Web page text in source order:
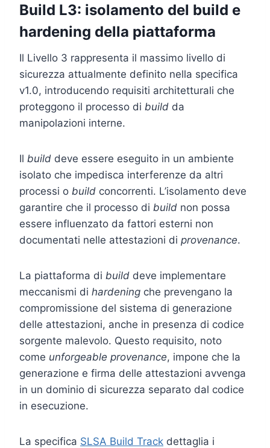
Build L3: isolamento del build e
hardening della piattaforma
Il Livello 3 rappresenta il massimo livello di
sicurezza attualmente definito nella specifica
v1.0, introducendo requisiti architetturali che
proteggono il processo di build da
manipolazioni interne.
Il build deve essere eseguito in un ambiente
isolato che impedisca interferenze da altri
processi o build concorrenti. L’isolamento deve
garantire che il processo di build non possa
essere influenzato da fattori esterni non
documentati nelle attestazioni di provenance.
La piattaforma di build deve implementare
meccanismi di hardening che prevengano la
compromissione del sistema di generazione
delle attestazioni, anche in presenza di codice
sorgente malevolo. Questo requisito, noto
come unforgeable provenance, impone che la
generazione e firma delle attestazioni avvenga
in un dominio di sicurezza separato dal codice
in esecuzione.
La specifica SLSA Build Track dettaglia i